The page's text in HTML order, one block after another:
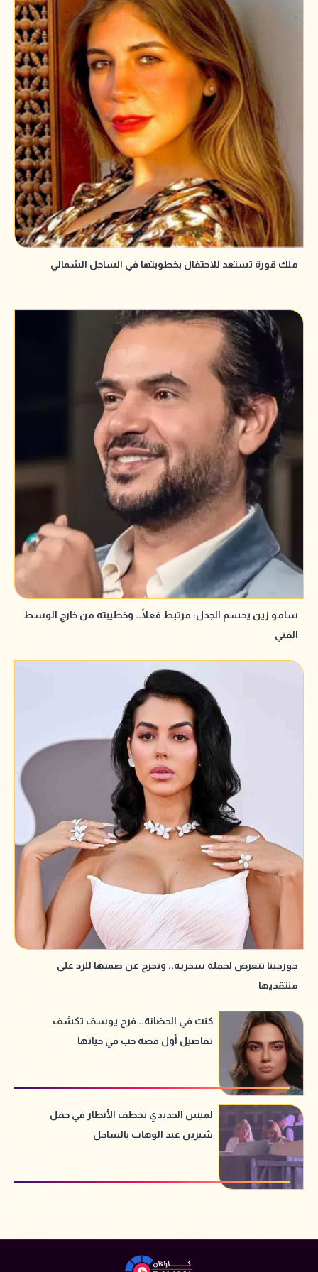
ملك قورة تستعد للاحتفال بخطوبتها في الساحل الشمالي
سامو زين يحسم الجدل: مرتبط فعلًا.. وخطيبته من خارج الوسط
الفني
جورجينا تتعرض لحملة سخرية.. وتخرج عن صمتها للرد على
منتقديها
كنت في الحضانة.. فرح يوسف تكشف
تفاصيل أول قصة حب في حياتها
لميس الحديدي تخطف الأنظار في حفل
شيرين عبد الوهاب بالساحل